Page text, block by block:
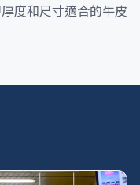
度和尺寸適合的牛皮